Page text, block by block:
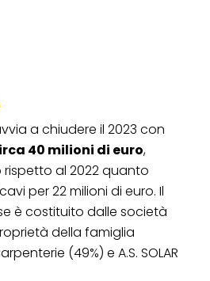
a chiudere il 2023 con
40 milioni di euro,
al 2022 quanto
per 22 milioni di euro. Il
è costituito dalle società
della famiglia
(49%) e A.S. SOLAR